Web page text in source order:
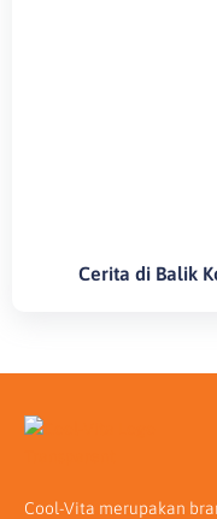
Cerita di Balik
Cool-Vita merupakan